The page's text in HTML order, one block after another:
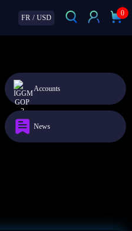
FR / USD
0
Accounts
News